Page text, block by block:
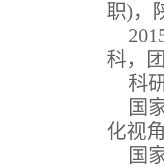
职)，
科，
科
国
化视
国